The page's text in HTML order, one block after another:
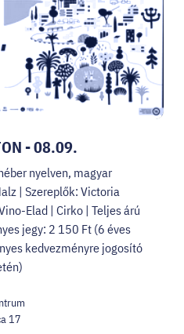
- 08.09.
nyelven, magyar
| Szereplők: Victoria
Elad | Cirko | Teljes árú
jegy: 2 150 Ft (6 éves
kedvezményre jogosító
17